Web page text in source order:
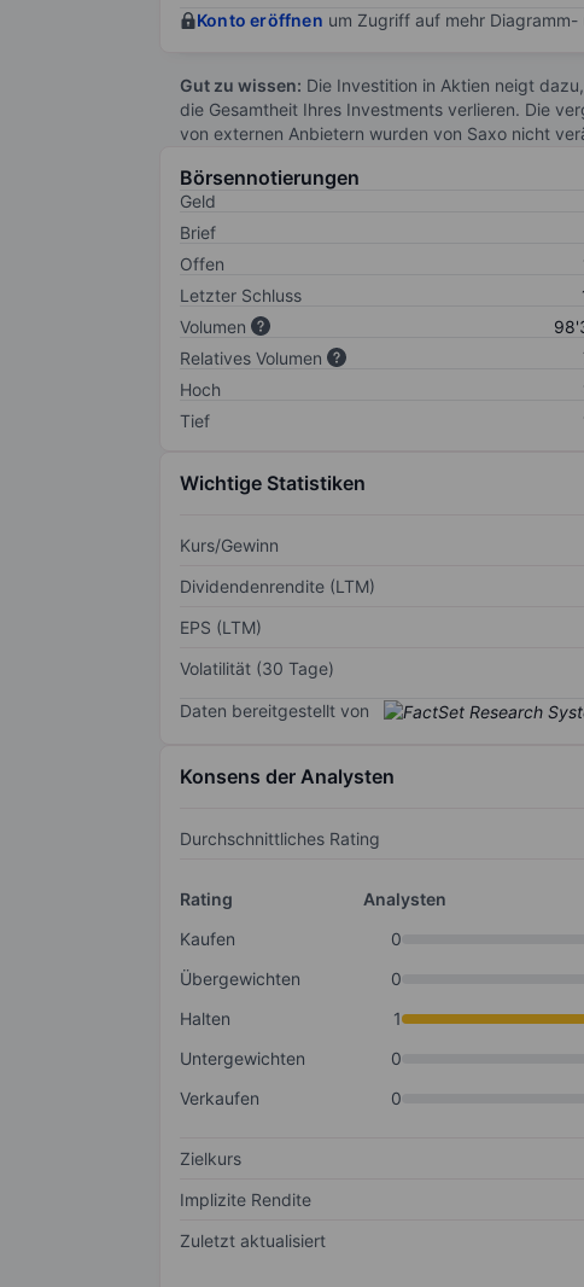
Konto eröffnen um Zugriff auf mehr
Gut zu wissen: Die Investition in Aktien neigt
die Gesamtheit Ihres Investments verlieren. Die
von externen Anbietern wurden von Saxo nicht
Börsennotierungen
Geld
Brief
Offen
Letzter Schluss
Volumen
Relatives Volumen
Hoch
Tief
Wichtige Statistiken
Kurs/Gewinn
Dividendenrendite (LTM)
EPS (LTM)
Volatilität (30 Tage)
Daten bereitgestellt von
Konsens der Analysten
Durchschnittliches Rating
Rating
Analysten
Kaufen
0
Übergewichten
0
Halten
1
Untergewichten
0
Verkaufen
0
Zielkurs
Implizite Rendite
Zuletzt aktualisiert